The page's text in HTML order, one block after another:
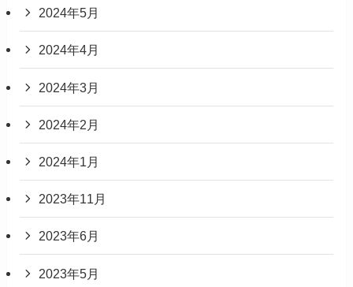
2024年5月
2024年4月
2024年3月
2024年2月
2024年1月
2023年11月
2023年6月
2023年5月